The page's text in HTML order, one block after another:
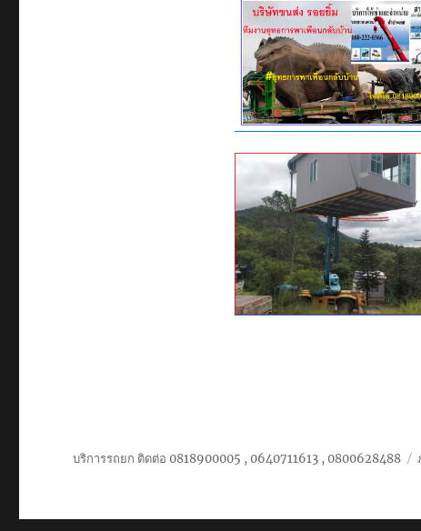
บริการรถยก ติดต่อ 0818900005 , 0640711613 , 0800628488